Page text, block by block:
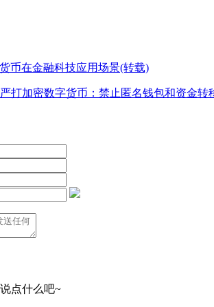
币在金融科技应用场景(转载)
打加密数字货币：禁止匿名钱包和资金转
点什么吧~